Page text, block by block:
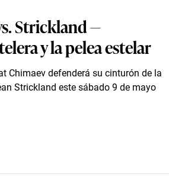
Strickland —
y la pelea estelar
Chimaev defenderá su cinturón de la
Strickland este sábado 9 de mayo